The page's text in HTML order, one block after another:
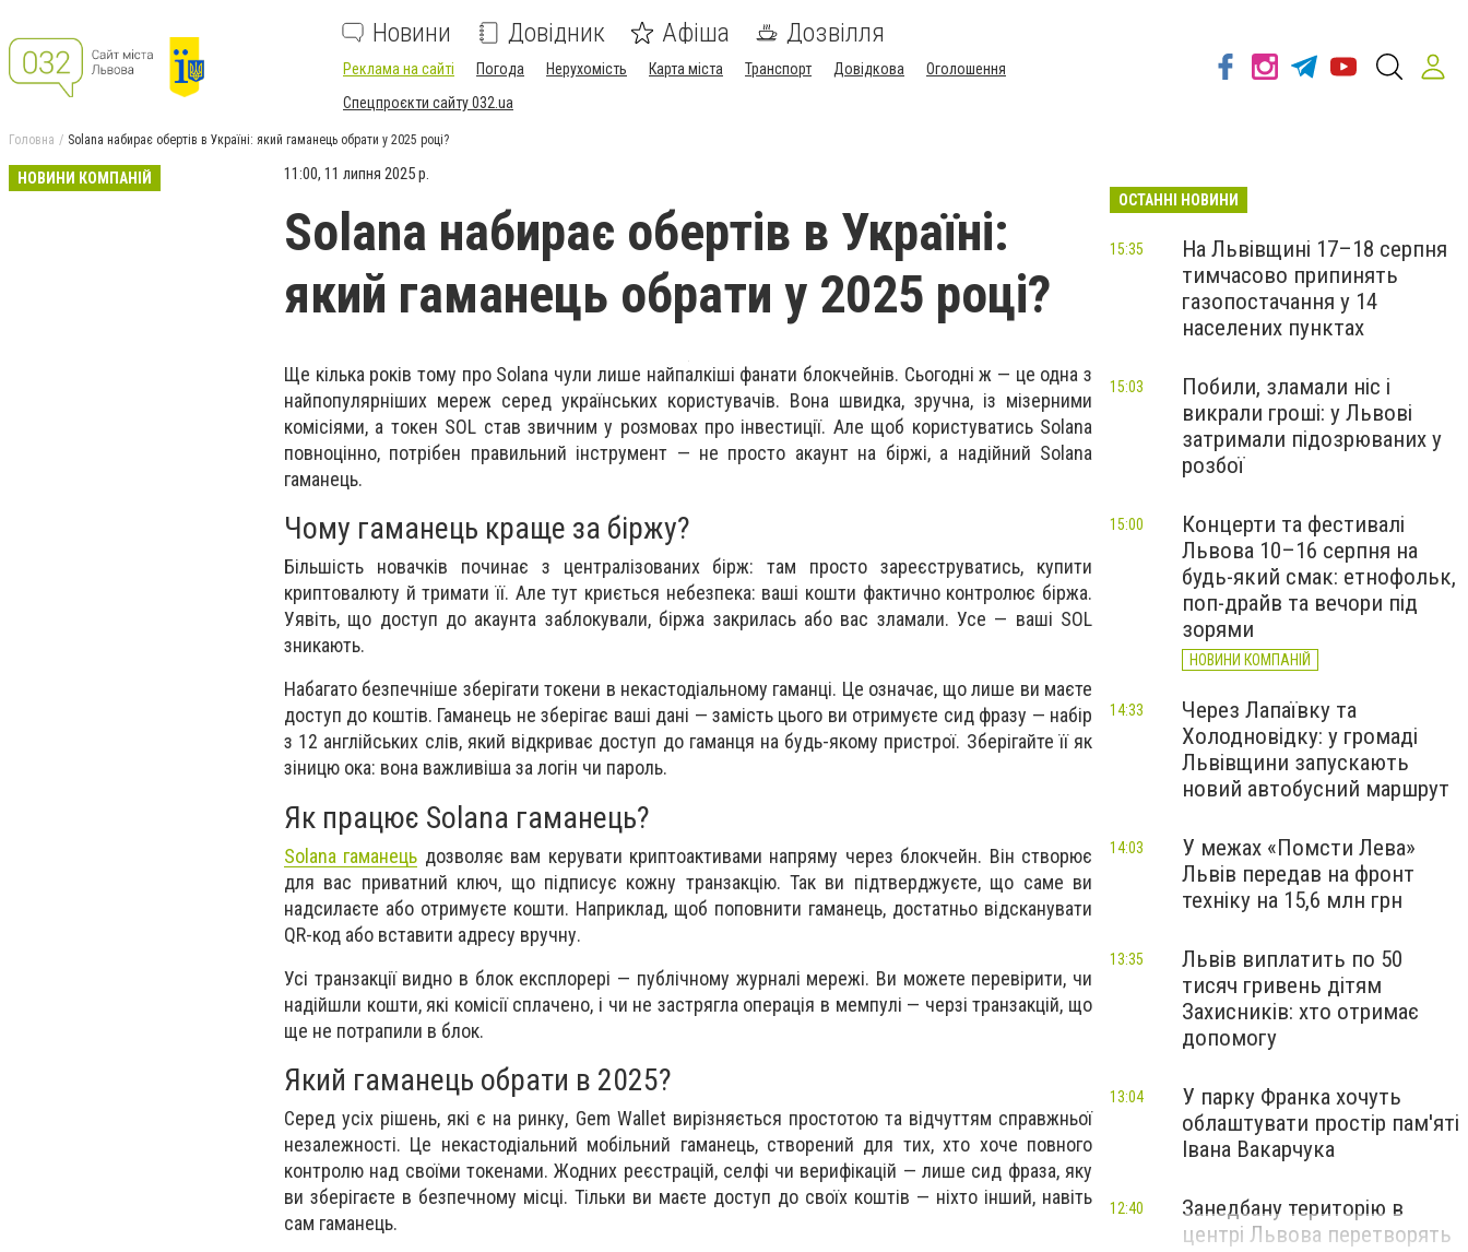
Новини Довідник Афіша Дозвілля
Реклама на сайті Погода Нерухомість Карта міста Транспорт Довідкова
Оголошення
Спецпроєкти сайту 032.ua
Головна Solana набирає обертів в Україні: який гаманець обрати у 2025 році?
НОВИНИ КОМПАНІЙ 11:00, 11 липня 2025 р.
Solana набирає обертів в Україні:
який гаманець обрати у 2025 році?
Ще кілька років тому про Solana чули лише найпалкіші фанати блокчейнів. Сьогодні ж — це одна з
найпопулярніших мереж серед українських користувачів. Вона швидка, зручна, із мізерними
комісіями, а токен SOL став звичним у розмовах про інвестиції. Але щоб користуватись Solana
повноцінно, потрібен правильний інструмент — не просто акаунт на біржі, а надійний Solana
гаманець.
Чому гаманець краще за біржу?
Більшість новачків починає з централізованих бірж: там просто зареєструватись, купити
криптовалюту й тримати її. Але тут криється небезпека: ваші кошти фактично контролює біржа.
Уявіть, що доступ до акаунта заблокували, біржа закрилась або вас зламали. Усе — ваші SOL
зникають.
Набагато безпечніше зберігати токени в некастодіальному гаманці. Це означає, що лише ви маєте
доступ до коштів. Гаманець не зберігає ваші дані — замість цього ви отримуєте сид фразу — набір
з 12 англійських слів, який відкриває доступ до гаманця на будь-якому пристрої. Зберігайте її як
зіницю ока: вона важливіша за логін чи пароль.
Як працює Solana гаманець?
Solana гаманець дозволяє вам керувати криптоактивами напряму через блокчейн. Він створює
для вас приватний ключ, що підписує кожну транзакцію. Так ви підтверджуєте, що саме ви
надсилаєте або отримуєте кошти. Наприклад, щоб поповнити гаманець, достатньо відсканувати
QR-код або вставити адресу вручну.
Усі транзакції видно в блок експлорері — публічному журналі мережі. Ви можете перевірити, чи
надійшли кошти, які комісії сплачено, і чи не застрягла операція в мемпулі — черзі транзакцій, що
ще не потрапили в блок.
Який гаманець обрати в 2025?
Серед усіх рішень, які є на ринку, Gem Wallet вирізняється простотою та відчуттям справжньої
незалежності. Це некастодіальний мобільний гаманець, створений для тих, хто хоче повного
контролю над своїми токенами. Жодних реєстрацій, селфі чи верифікацій — лише сид фраза, яку
ви зберігаєте в безпечному місці. Тільки ви маєте доступ до своїх коштів — ніхто інший, навіть
сам гаманець.
ОСТАННІ НОВИНИ
На Львівщині 17–18 серпня
тимчасово припинять
газопостачання у 14
населених пунктах
15:35
Побили, зламали ніс і
викрали гроші: у Львові
затримали підозрюваних у
розбої
15:03
Концерти та фестивалі
Львова 10–16 серпня на
будь-який смак: етнофольк,
поп-драйв та вечори під
зорями
НОВИНИ КОМПАНІЙ
15:00
Через Лапаївку та
Холодновідку: у громаді
Львівщини запускають
новий автобусний маршрут
14:33
У межах «Помсти Лева»
Львів передав на фронт
техніку на 15,6 млн грн
14:03
Львів виплатить по 50
тисяч гривень дітям
Захисників: хто отримає
допомогу
13:35
У парку Франка хочуть
облаштувати простір пам'яті
Івана Вакарчука
13:04
Занедбану територію в
центрі Львова перетворять
12:40